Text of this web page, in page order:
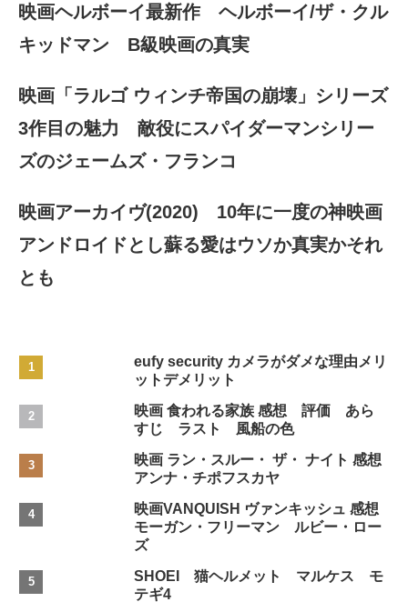
映画ヘルボーイ最新作 ヘルボーイ/ザ・クル
キッドマン B級映画の真実
映画「ラルゴ ウィンチ帝国の崩壊」シリーズ
3作目の魅力 敵役にスパイダーマンシリー
ズのジェームズ・フランコ
映画アーカイヴ(2020) 10年に一度の神映画
アンドロイドとし蘇る愛はウソか真実かそれ
とも
eufy security カメラがダメな理由メリ
ットデメリット
映画 食われる家族 感想 評価 あら
すじ ラスト 風船の色
映画 ラン・スルー・ ザ・ ナイト 感想
アンナ・チポフスカヤ
映画VANQUISH ヴァンキッシュ 感想
モーガン・フリーマン ルビー・ロー
ズ
SHOEI 猫ヘルメット マルケス モ
テギ4